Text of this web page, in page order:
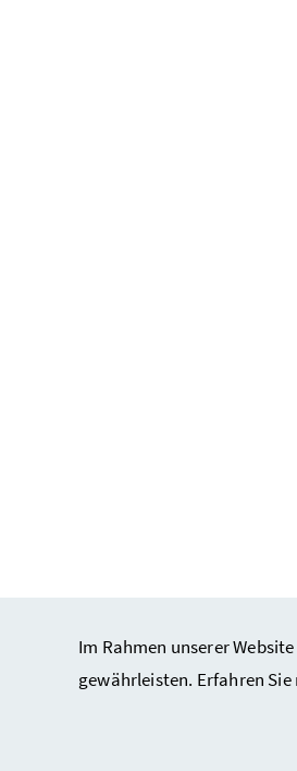
Im Rahmen unserer
gewährleisten. Erfahren